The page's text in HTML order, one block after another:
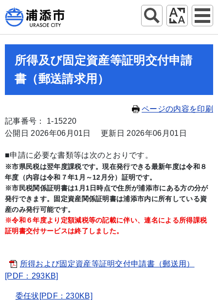
所得及び固定資産等証明交付申請
書（郵送請求用）
ページの内容を印刷
記事番号： 1-15220
公開日 2026年06月01日
更新日 2026年06月01日
■申請に必要な書類等は次のとおりです。
※市県民税は翌年度課税です。現在発行できる最新年度は令和８
年度（内容は令和７年1月～12月分）証明です。
※市民税関係証明書は1月1日時点で住所が浦添市にある方の分が
発行できます。固定資産関係証明書は浦添市内に所有している資
産のみ発行可能です。
※令和６年度より定額減税等の記載に伴い、連名による所得課税
証明書交付サービスは終了しました。
所得および固定資産等証明交付申請書（郵送用）
[PDF：293KB]
委任状[PDF：230KB]